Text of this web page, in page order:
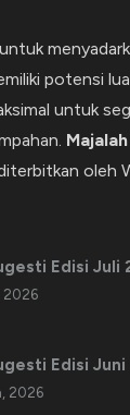
potensi
untuk
oleh
Edisi Juli
2026
Edisi
2026